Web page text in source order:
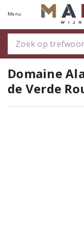
Menu
Domaine
de Verde